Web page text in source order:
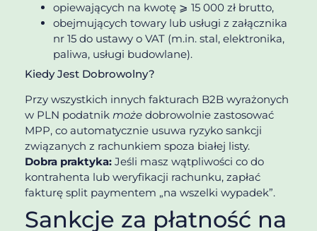
opiewających na kwotę ⩾ 15 000 zł brutto,
obejmujących towary lub usługi z załącznika
nr 15 do ustawy o VAT (m.in. stal, elektronika,
paliwa, usługi budowlane).
Kiedy Jest Dobrowolny?
Przy wszystkich innych fakturach B2B wyrażonych
w PLN podatnik może dobrowolnie zastosować
MPP, co automatycznie usuwa ryzyko sankcji
związanych z rachunkiem spoza białej listy.
Dobra praktyka: Jeśli masz wątpliwości co do
kontrahenta lub weryfikacji rachunku, zapłać
fakturę split paymentem „na wszelki wypadek”.
Sankcje za płatność na